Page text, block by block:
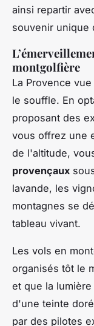
ainsi repartir
souvenir unique
montgolfière
La Provence
le souffle. En
proposant des
vous offrez une
de l'altitude,
provençaux
lavande, les
montagnes se
tableau vivant.
Les vols en
organisés tôt le
et que la
d'une teinte
par des pilotes